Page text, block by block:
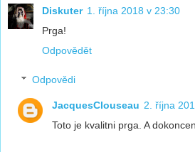
Diskuter 1. října 2018 v 23:30
Prga!
Odpovědět
Odpovědi
JacquesClouseau 2. října
Toto je kvalitni prga. A